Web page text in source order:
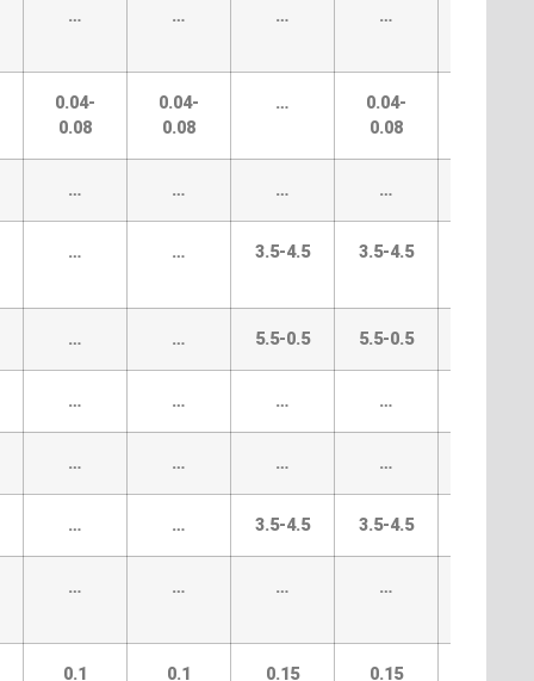
… … … …
0.04-
0.08
0.04-
0.08
…
0.04-
0.08
… … … …
… … 3.5-4.5 3.5-4.5
… … 5.5-0.5 5.5-0.5
… … … …
… … … …
… … 3.5-4.5 3.5-4.5
… … … …
0.1 0.1 0.15 0.15